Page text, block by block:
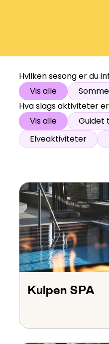
Hvilken sesong er du
Vis alle
Hva slags aktiviteter
Vis alle
Guidet
Elveaktiviteter
Kulpen SPA